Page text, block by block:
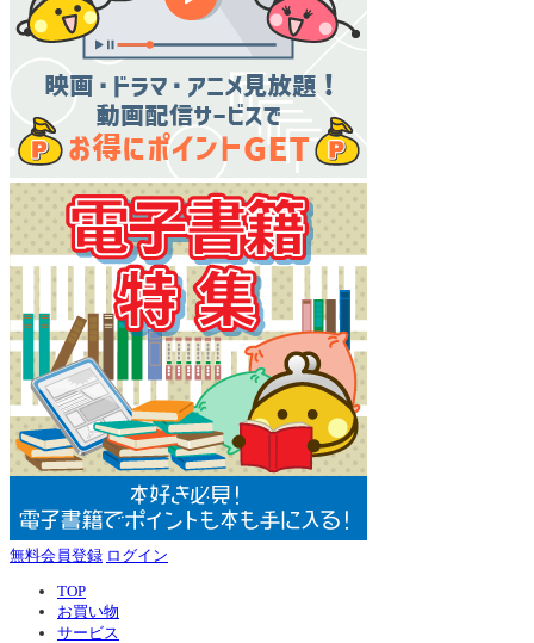
無料会員登録 ログイン
TOP
お買い物
サービス